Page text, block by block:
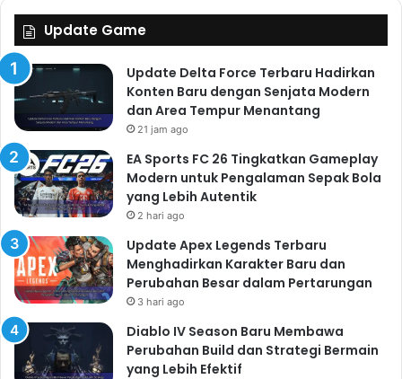
Update Game
Update Delta Force Terbaru Hadirkan
Konten Baru dengan Senjata Modern
dan Area Tempur Menantang
21 jam ago
EA Sports FC 26 Tingkatkan Gameplay
Modern untuk Pengalaman Sepak Bola
yang Lebih Autentik
2 hari ago
Update Apex Legends Terbaru
Menghadirkan Karakter Baru dan
Perubahan Besar dalam Pertarungan
3 hari ago
Diablo IV Season Baru Membawa
Perubahan Build dan Strategi Bermain
yang Lebih Efektif